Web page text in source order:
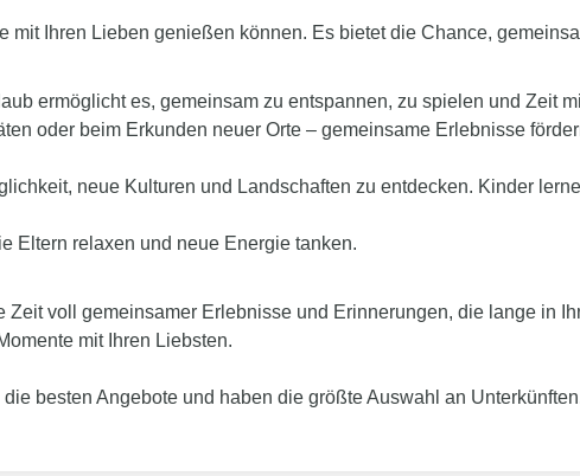
Ihren Lieben genießen können. Es bietet die Chance,
ermöglicht es, gemeinsam zu entspannen, zu spielen und Zeit
oder beim Erkunden neuer Orte – gemeinsame Erlebnisse
neue Kulturen und Landschaften zu entdecken. Kinder
Eltern relaxen und neue Energie tanken.
voll gemeinsamer Erlebnisse und Erinnerungen, die lange in
mit Ihren Liebsten.
besten Angebote und haben die größte Auswahl an